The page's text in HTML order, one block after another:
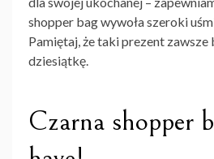
shopper bag wywoła szeroki
Pamiętaj, że taki prezent
dziesiątkę.
Czarna shopper